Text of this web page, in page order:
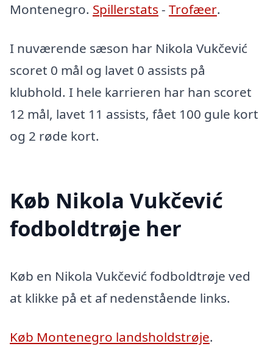
Montenegro. Spillerstats - Trofæer.
I nuværende sæson har Nikola Vukčević
scoret 0 mål og lavet 0 assists på
klubhold. I hele karrieren har han scoret
12 mål, lavet 11 assists, fået 100 gule kort
og 2 røde kort.
Køb Nikola Vukčević
fodboldtrøje her
Køb en Nikola Vukčević fodboldtrøje ved
at klikke på et af nedenstående links.
Køb Montenegro landsholdstrøje.